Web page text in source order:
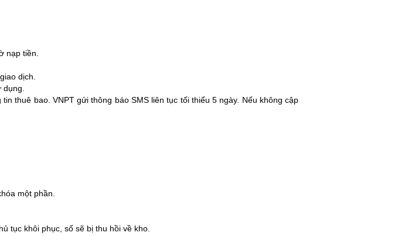
nạp tiền.
dịch.
dụng.
thuê bao. VNPT gửi thông báo SMS liên tục tối thiểu 5 ngày. Nếu không cập
một phần.
tục khôi phục, số sẽ bị thu hồi về kho.